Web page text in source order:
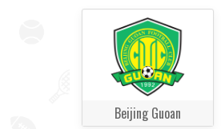
Beijing Guoan